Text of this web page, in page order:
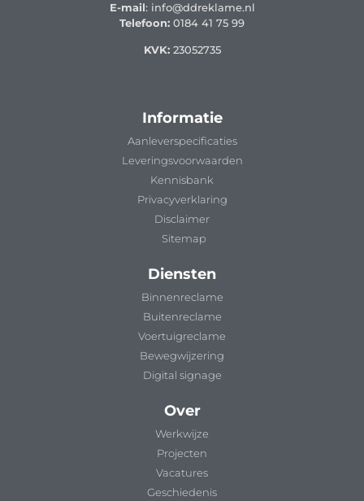
E-mail: info@ddreklame.nl
Telefoon: 0184 41 75 99
KVK: 23052735
Informatie
Aanleverspecificaties
Leveringsvoorwaarden
Kennisbank
Privacyverklaring
Disclaimer
Sitemap
Diensten
Binnenreclame
Buitenreclame
Voertuigreclame
Bewegwijzering
Digital signage
Over
Werkwijze
Projecten
Vacatures
Geschiedenis